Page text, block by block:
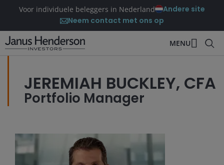
Voor individuele beleggers in Nederland
Andere site
Neem contact met ons op
MENU
JEREMIAH BUCKLEY, CFA
Portfolio Manager